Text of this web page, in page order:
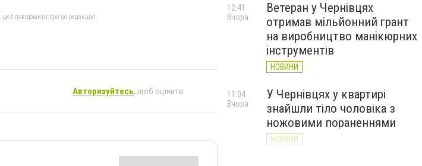
щоб повідомити про це редакцію
Авторизуйтесь, щоб оцінити
Ветеран у Чернівцях
отримав мільйонний грант
на виробництво манікюрних
інструментів
НОВИНИ
12:41
Вчора
У Чернівцях у квартирі
знайшли тіло чоловіка з
ножовими пораненнями
НОВИНИ
11:04
Вчора